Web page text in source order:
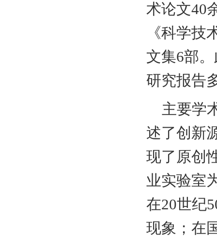
术论文40
《科学技
文集6部
研究报告
主要学
述了创新
现了原创
业实验室
在20世纪
现象；在